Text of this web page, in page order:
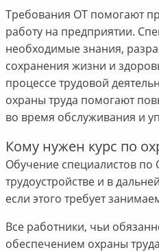
Требования ОТ помогают
работу на предприятии.
необходимые знания,
сохранения жизни и
процессе трудовой
охраны труда помогают
во время обслуживания и
Кому нужен курс по
Обучение специалистов по
трудоустройстве и в
если этого требует
Все работники, чьи
обеспечением охраны